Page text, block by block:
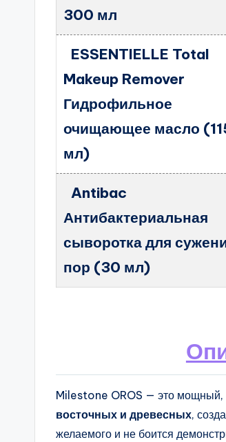
300 мл
ESSENTIELLE Total
Makeup Remover
Гидрофильное
очищающее масло
мл)
Antibac
Антибактериальная
сыворотка для
пор (30 мл)
Milestone OROS — это мощный,
восточных и древесных,
желаемого и не боится